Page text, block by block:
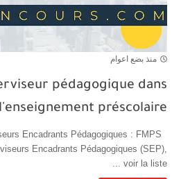
منذ بضع اعوام
pédagogique dans
l'enseignement préscolaire
Encadrants Pédagogiques : FMPS
Encadrants Pédagogiques (SEP),
voir la liste ...